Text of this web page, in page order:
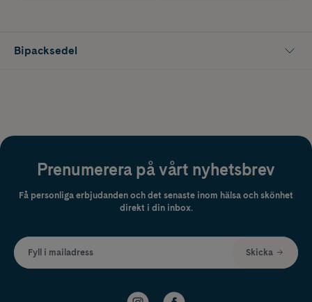
Bipacksedel
Prenumerera på vårt nyhetsbrev
Få personliga erbjudanden och det senaste inom hälsa och skönhet
direkt i din inbox.
Fyll i mailadress Skicka